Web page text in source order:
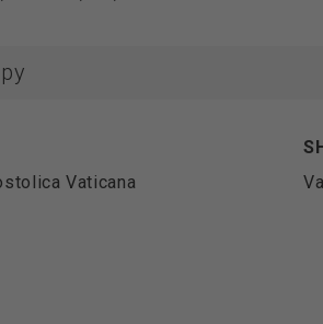
Vaticana